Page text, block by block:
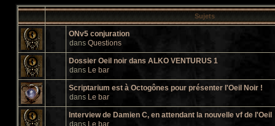
Sujets
ONv5 conjuration
dans Questions
Dossier Oeil noir dans ALKO VENTURUS 1
dans Le bar
Scriptarium est à Octogônes pour présenter l'Oeil Noir !
dans Le bar
Interview de Damien C, en attendant la nouvelle vf de l'Oeil
dans Le bar